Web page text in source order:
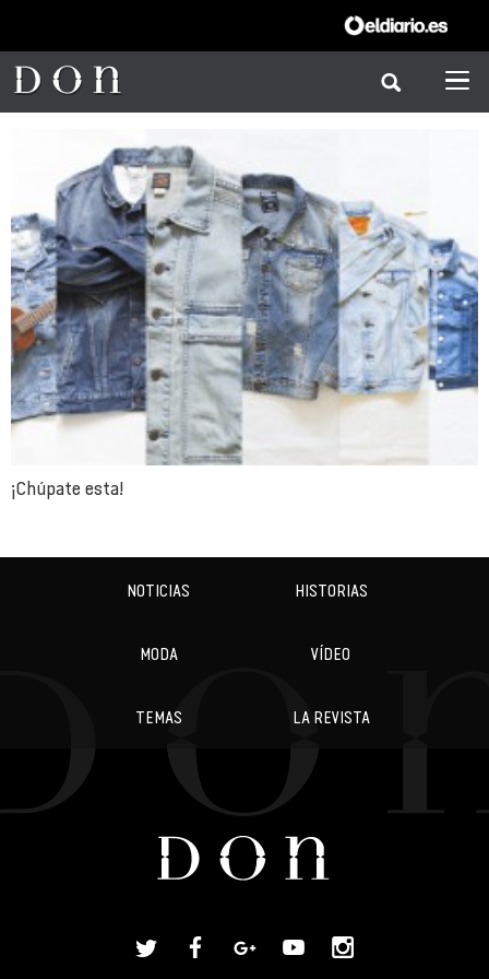
¡Chúpate esta!
NOTICIAS HISTORIAS
MODA VÍDEO
TEMAS LA REVISTA